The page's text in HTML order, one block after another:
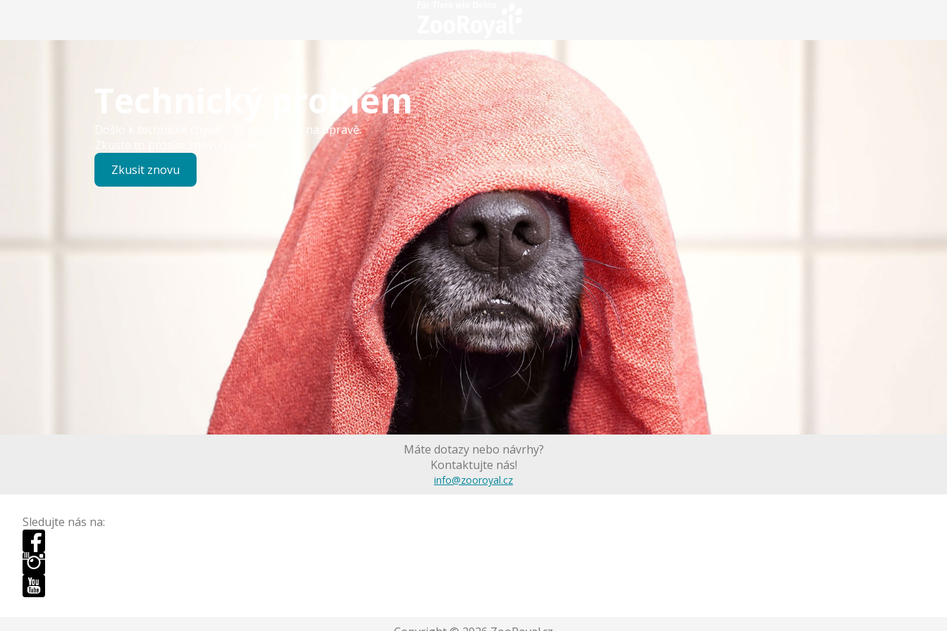
Technický problém
Došlo k technické chybě – již pracujeme na opravě.
Zkuste to prosím znovu později.
Zkusit znovu
Máte dotazy nebo návrhy?
Kontaktujte nás!
info@zooroyal.cz
Sledujte nás na: